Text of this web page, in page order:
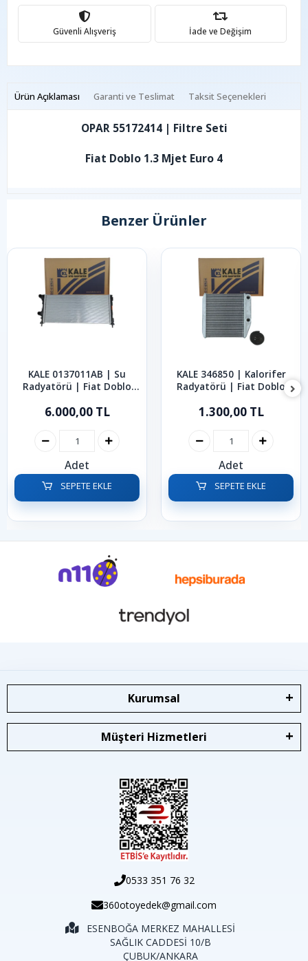
Güvenli Alışveriş İade ve Değişim
Ürün Açıklaması Garanti ve Teslimat Taksit Seçenekleri
OPAR 55172414 | Filtre Seti
Fiat Doblo 1.3 Mjet Euro 4
Benzer Ürünler
KALE 0137011AB | Su
Radyatörü | Fiat Doblo
6.000,00 TL
Adet
SEPETE EKLE
KALE 346850 | Kalorifer
Radyatörü | Fiat Doblo
2021
1.300,00 TL
Adet
SEPETE EKLE
Kurumsal
Müşteri Hizmetleri
0533 351 76 32
360otoyedek@gmail.com
ESENBOĞA MERKEZ MAHALLESİ
SAĞLIK CADDESİ 10/B
ÇUBUK/ANKARA